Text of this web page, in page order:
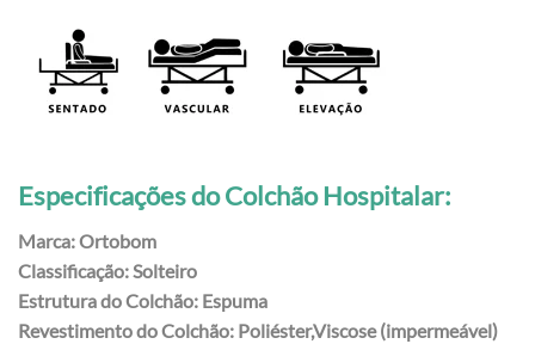
Especificações do Colchão Hospitalar:
Marca: Ortobom
Classificação: Solteiro
Estrutura do Colchão: Espuma
Revestimento do Colchão: Poliéster,Viscose (impermeável)